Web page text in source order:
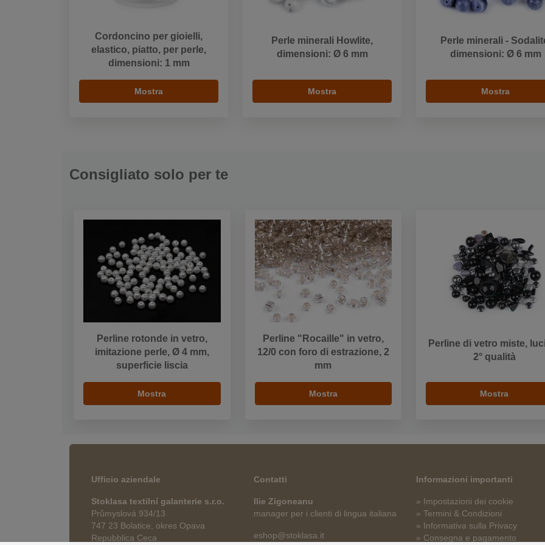
Cordoncino per gioielli,
elastico, piatto, per perle,
dimensioni: 1 mm
Mostra
Perle minerali Howlite,
dimensioni: Ø 6 mm
Mostra
Perle minerali -
dimensioni: Ø 6 mm
Mostra
Consigliato solo per te
Perline rotonde in vetro,
imitazione perle, Ø 4 mm,
superficie liscia
Mostra
Perline "Rocaille" in vetro,
12/0 con foro di estrazione, 2
mm
Mostra
Perline di vetro miste,
2° qualità
Mostra
Ufficio aziendale
Stoklasa textilní galanterie s.r.o.
Průmyslová 934/13
747 23 Bolatice, okres Opava
Repubblica Ceca
Contatti
Ilie Zigoneanu
manager per i clienti di lingua italiana
eshop@stoklasa.it
Informazioni importanti
» Impostazioni dei cookie
» Termini & Condizioni
» Informativa sulla Privacy
» Consegna e pagamento